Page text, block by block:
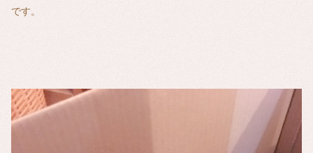
です。